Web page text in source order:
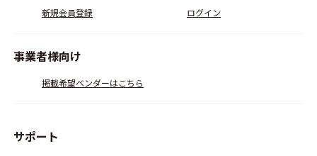
新規会員登録
ログイン
事業者様向け
掲載希望ベンダーはこちら
サポート